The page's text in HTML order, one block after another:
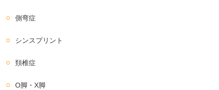
側弯症
シンスプリント
頚椎症
O脚・X脚